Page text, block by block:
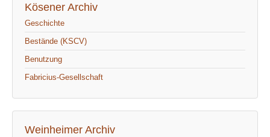
Kösener Archiv
Geschichte
Bestände (KSCV)
Benutzung
Fabricius-Gesellschaft
Weinheimer Archiv